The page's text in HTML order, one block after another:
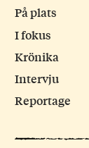
På plats
I fokus
Krönika
Intervju
Reportage